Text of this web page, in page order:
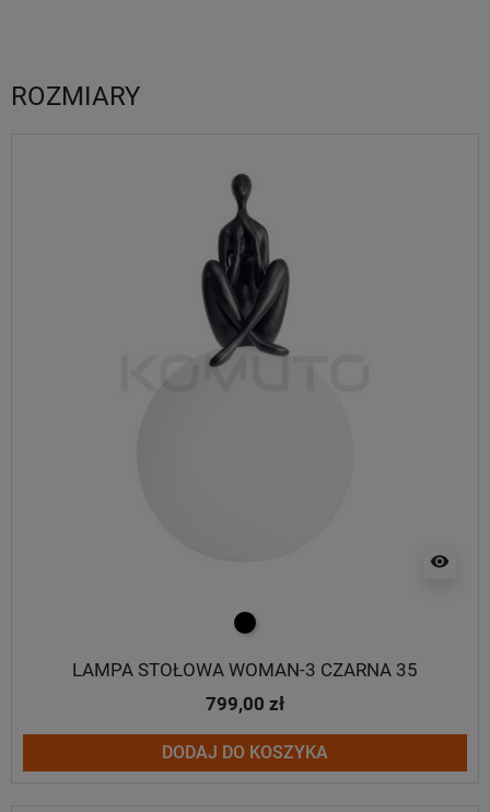
ROZMIARY
visibility
czarny
LAMPA STOŁOWA WOMAN-3 CZARNA 35
799,00 zł
DODAJ DO KOSZYKA